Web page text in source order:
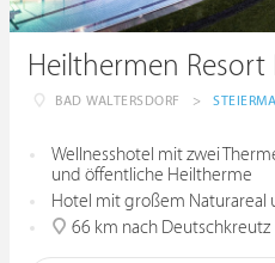
BAD WALTERSDORF >
Wellnesshotel mit zwei
und öffentliche Heiltherme
Hotel mit großem Naturareal
66 km nach Deutschkreutz